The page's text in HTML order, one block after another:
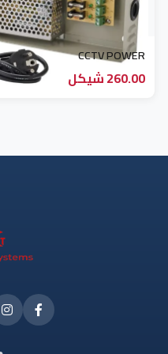
CCTV POWER
260.00 شيكل